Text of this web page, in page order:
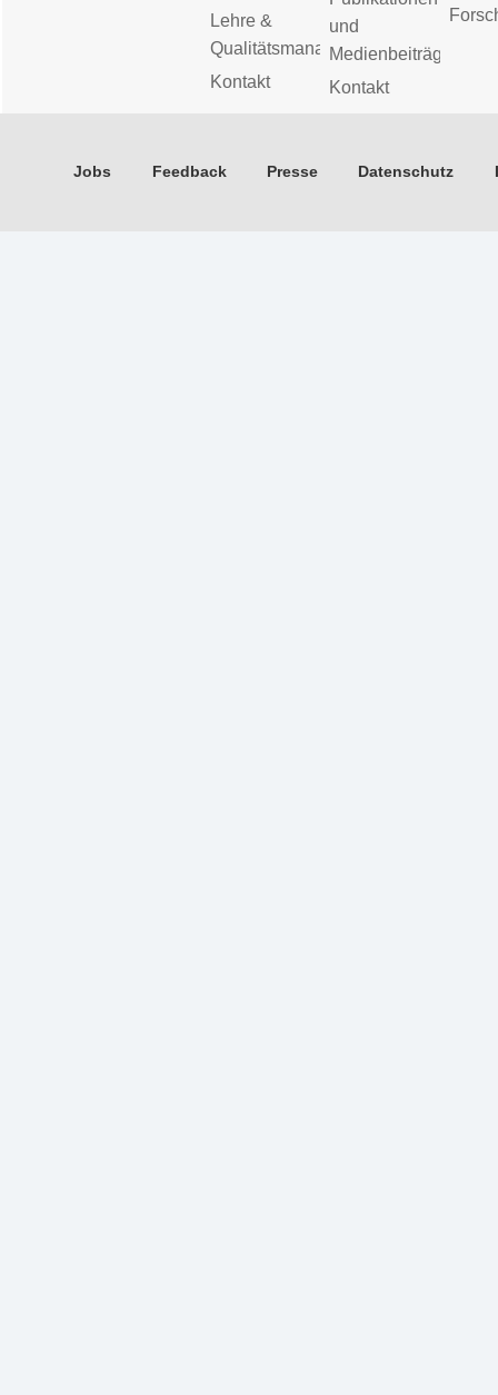
Lehre &
Qualitätsmanagement
Kontakt
und
Medienbeiträge
Kontakt
Jobs Feedback Presse Datenschutz